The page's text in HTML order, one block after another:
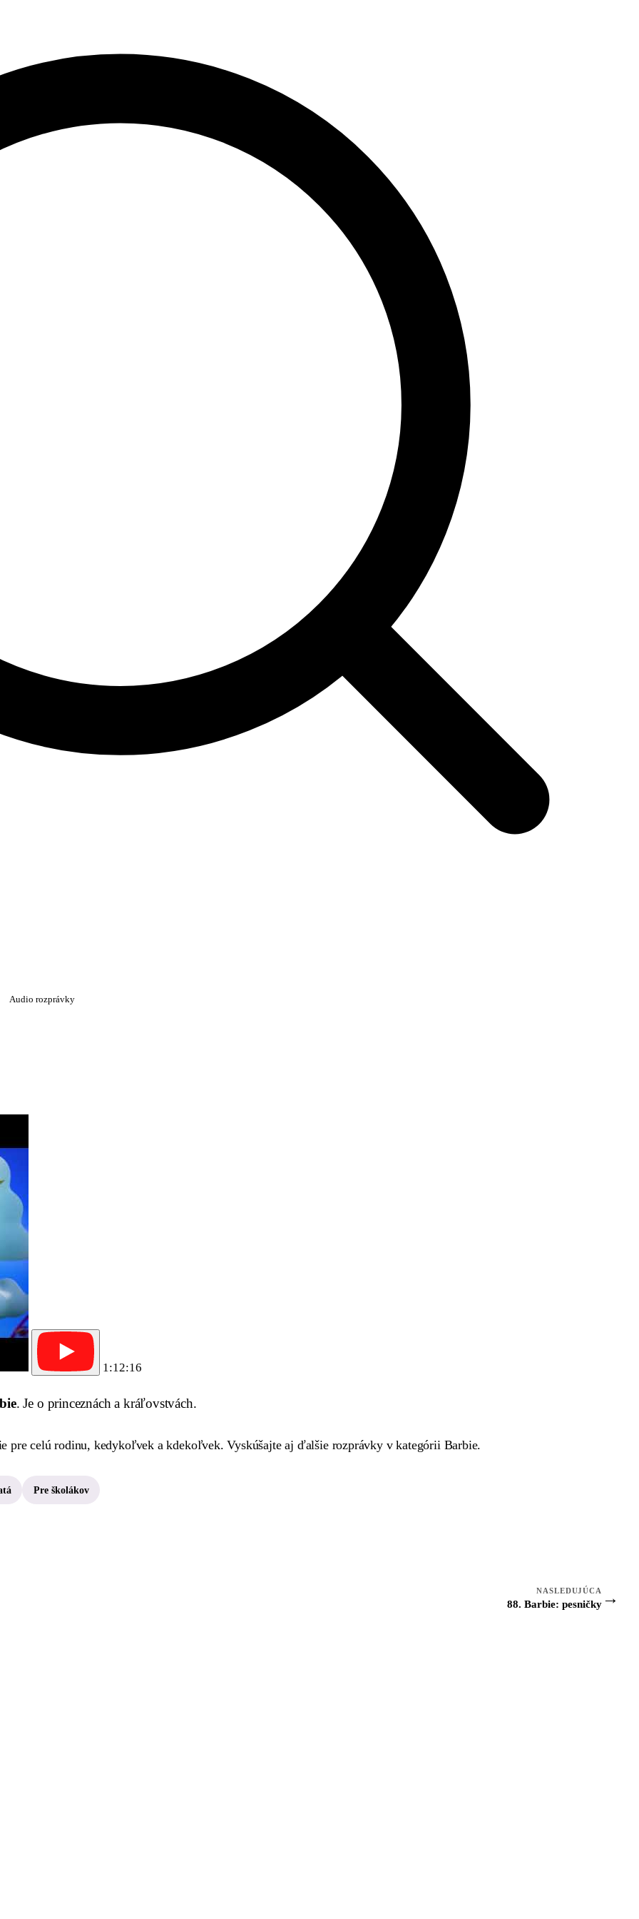
Audio rozprávky
1:12:16
. Je o princeznách a kráľovstvách.
pre celú rodinu, kedykoľvek a kdekoľvek. Vyskúšajte aj ďalšie rozprávky v kategórii Barbie.
Pre školákov
NASLEDUJÚCA
88. Barbie: pesničky →